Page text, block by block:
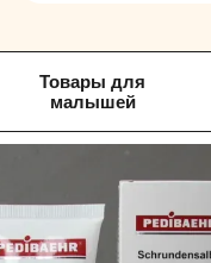
Товары для
малышей